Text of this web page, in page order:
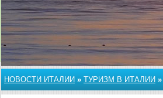
НОВОСТИ ИТАЛИИ » ТУРИЗМ В ИТАЛИИ »